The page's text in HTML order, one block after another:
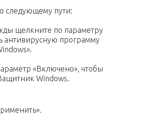
следующему пути:
щелкните по параметру
антивирусную программу
«Включено», чтобы
Windows.